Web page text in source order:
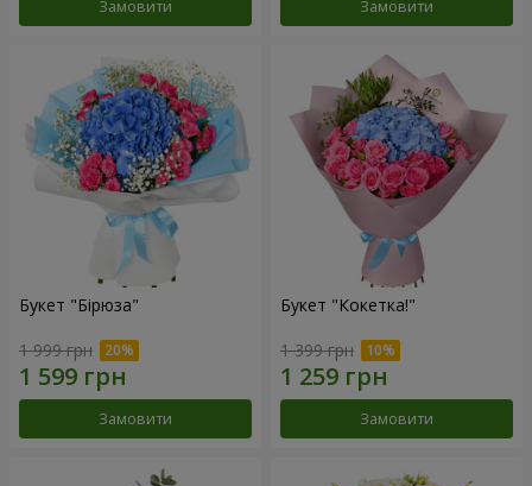
Замовити Замовити
Букет "Бірюза"
1 999 грн
Замовити
Букет "Кокетка!"
1 399 грн
Замовити